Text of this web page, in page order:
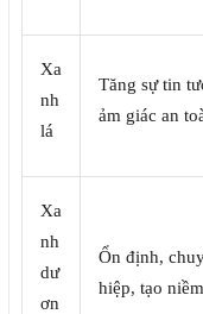
Xa
nh
lá
Tăng sự tin
ảm giác an
Xa
nh
dư
ơn
Ổn định,
hiệp, tạo